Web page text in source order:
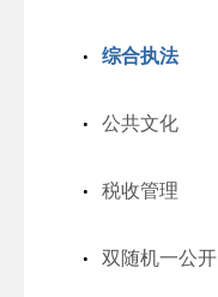
综合执法
公共文化
税收管理
双随机一公开